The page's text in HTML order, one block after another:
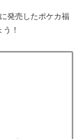
発売したポケカ福
！